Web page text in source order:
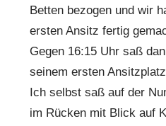
Betten bezogen und wir
ersten Ansitz fertig
Gegen 16:15 Uhr saß
seinem ersten
Ich selbst saß auf der
im Rücken mit Blick auf